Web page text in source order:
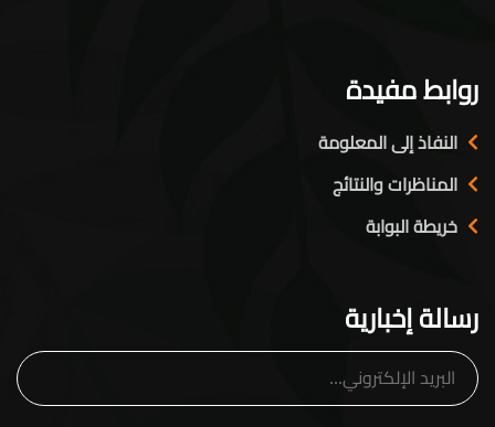
روابط مفيدة
النفاذ إلى المعلومة
المناظرات والنتائج
خريطة البوابة
رسالة إخبارية